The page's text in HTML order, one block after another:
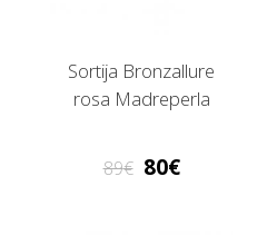
Sortija Bronzallure
rosa Madreperla
89 80